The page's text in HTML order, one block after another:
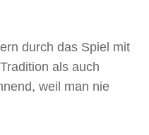
durch das Spiel mit
als auch
weil man nie